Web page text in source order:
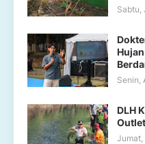
Sabtu,
Senin,
DLH